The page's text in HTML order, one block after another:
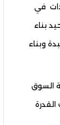
في
بناء
وبناء
السوق